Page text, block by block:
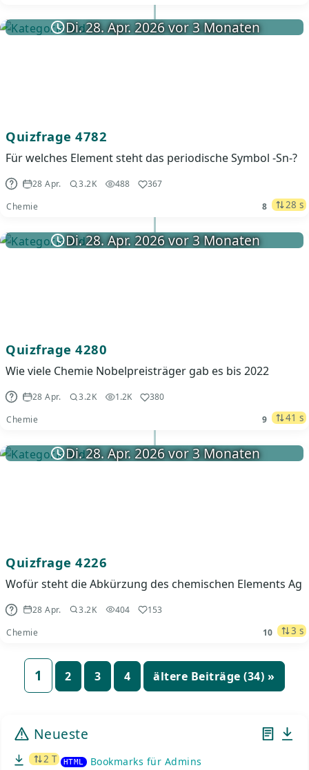
Di. 28. Apr. 2026 vor 3 Monaten
Quizfrage 4782
Für welches Element steht das periodische Symbol -Sn-?
28 Apr. 3.2K 488
367
Chemie
8 28 s
Di. 28. Apr. 2026 vor 3 Monaten
Quizfrage 4280
Wie viele Chemie Nobelpreisträger gab es bis 2022
28 Apr. 3.2K 1.2K
380
Chemie
9 41 s
Di. 28. Apr. 2026 vor 3 Monaten
Quizfrage 4226
Wofür steht die Abkürzung des chemischen Elements Ag
28 Apr. 3.2K 404
153
Chemie
10 3 s
Seitennummerierung
1 2 3 4 ältere Beiträge (34) »
Neueste
2 T HTML Bookmarks für Admins